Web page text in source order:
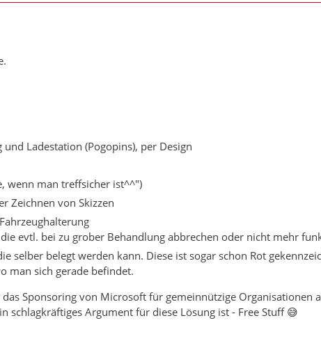
Ladestation (Pogopins), per Design
wenn man treffsicher ist^^")
Zeichnen von Skizzen
evtl. bei zu grober Behandlung abbrechen oder nicht mehr
selber belegt werden kann. Diese ist sogar schon Rot
man sich gerade befindet.
Sponsoring von Microsoft für gemeinnützige Organisationen
schlagkräftiges Argument für diese Lösung ist - Free Stuff 😅